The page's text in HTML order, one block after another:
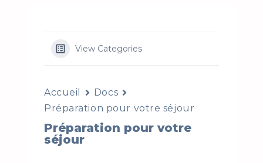
View Categories
Accueil
Docs
Préparation pour votre séjour
Préparation pour votre
séjour